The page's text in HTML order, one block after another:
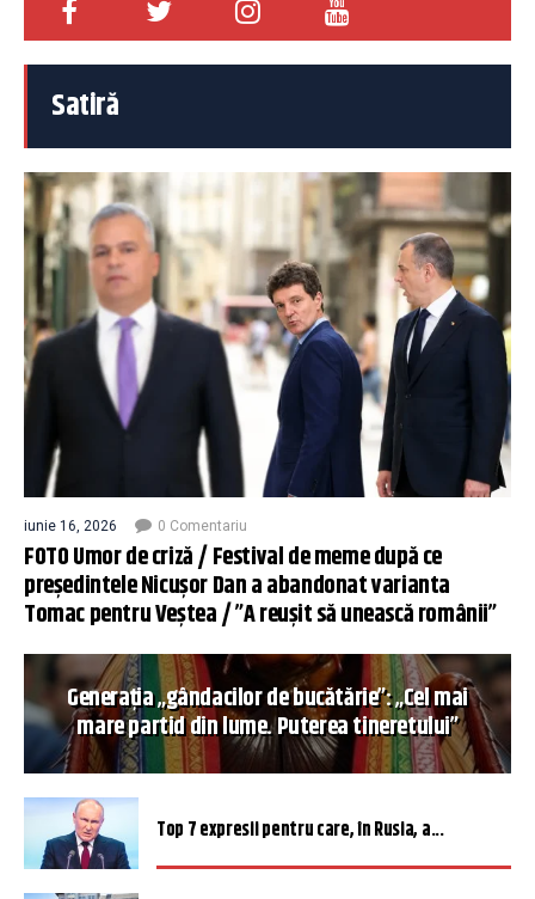
Satiră
iunie 16, 2026 0 Comentariu
FOTO Umor de criză / Festival de meme după ce
președintele Nicușor Dan a abandonat varianta
Tomac pentru Veștea / ”A reușit să unească românii”
Generația „gândacilor de bucătărie”: „Cel mai
mare partid din lume. Puterea tineretului”
Top 7 expresii pentru care, în Rusia, a...